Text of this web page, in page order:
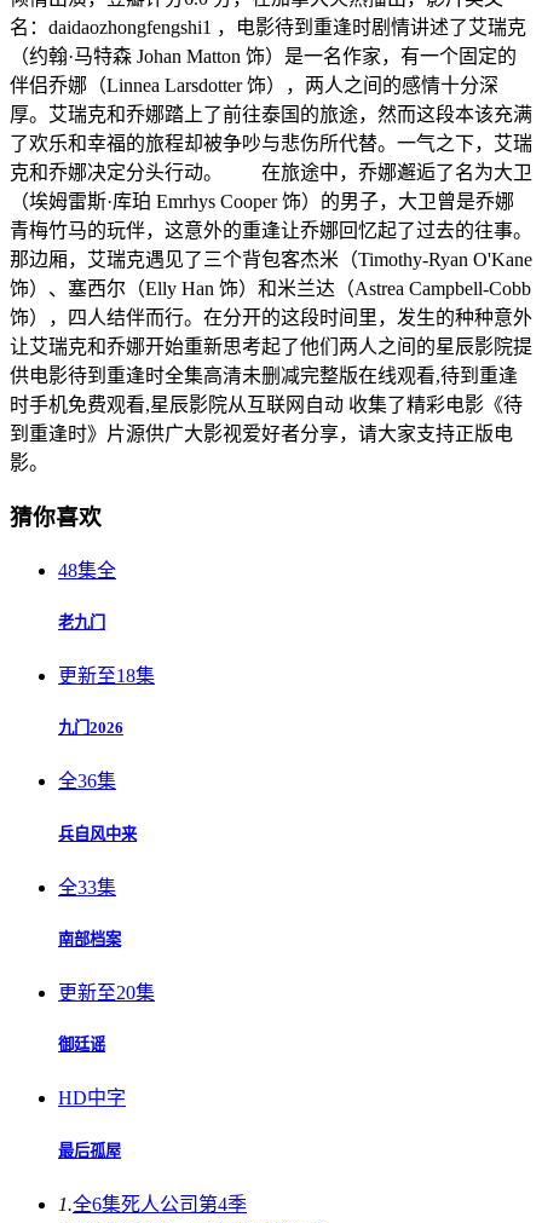
名：daidaozhongfengshi1 ，电影待到重逢时剧情讲述了艾瑞克
（约翰·马特森 Johan Matton 饰）是一名作家，有一个固定的
伴侣乔娜（Linnea Larsdotter 饰），两人之间的感情十分深
厚。艾瑞克和乔娜踏上了前往泰国的旅途，然而这段本该充满
了欢乐和幸福的旅程却被争吵与悲伤所代替。一气之下，艾瑞
克和乔娜决定分头行动。 在旅途中，乔娜邂逅了名为大卫
（埃姆雷斯·库珀 Emrhys Cooper 饰）的男子，大卫曾是乔娜
青梅竹马的玩伴，这意外的重逢让乔娜回忆起了过去的往事。
那边厢，艾瑞克遇见了三个背包客杰米（Timothy-Ryan O'Kane
饰）、塞西尔（Elly Han 饰）和米兰达（Astrea Campbell-Cobb
饰），四人结伴而行。在分开的这段时间里，发生的种种意外
让艾瑞克和乔娜开始重新思考起了他们两人之间的星辰影院提
供电影待到重逢时全集高清未删减完整版在线观看,待到重逢
时手机免费观看,星辰影院从互联网自动 收集了精彩电影《待
到重逢时》片源供广大影视爱好者分享，请大家支持正版电
影。
猜你喜欢
48集全
老九门
更新至18集
九门2026
全36集
兵自风中来
全33集
南部档案
更新至20集
御廷谣
HD中字
最后孤屋
1.全6集死人公司第4季